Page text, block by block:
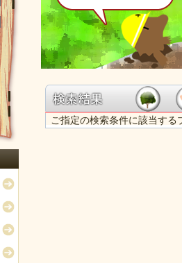
ご指定の検索条件に該当す